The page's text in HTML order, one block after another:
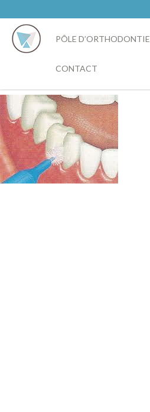
PÔLE D’ORTHODONTIE
CONTACT